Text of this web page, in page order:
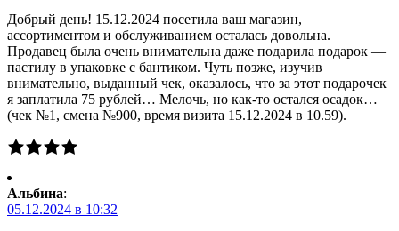
Добрый день! 15.12.2024 посетила ваш магазин,
ассортиментом и обслуживанием осталась довольна.
Продавец была очень внимательна даже подарила подарок —
пастилу в упаковке с бантиком. Чуть позже, изучив
внимательно, выданный чек, оказалось, что за этот подарочек
я заплатила 75 рублей… Мелочь, но как-то остался осадок…
(чек №1, смена №900, время визита 15.12.2024 в 10.59).
Альбина:
05.12.2024 в 10:32